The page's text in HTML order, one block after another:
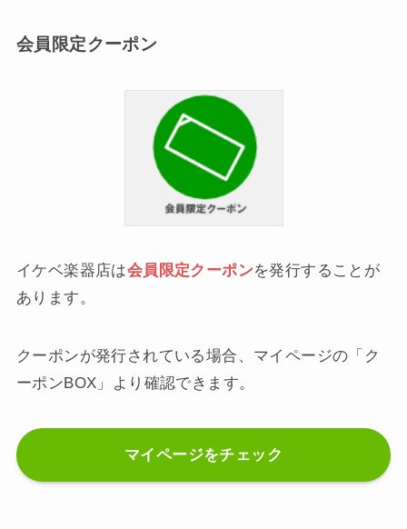
会員限定クーポン
イケベ楽器店は会員限定クーポンを発行することが
あります。
クーポンが発行されている場合、マイページの「ク
ーポンBOX」より確認できます。
マイページをチェック